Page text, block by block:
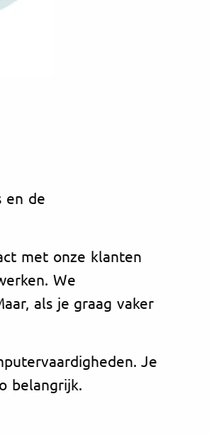
en de
met onze klanten
We
als je graag vaker
Je
belangrijk.